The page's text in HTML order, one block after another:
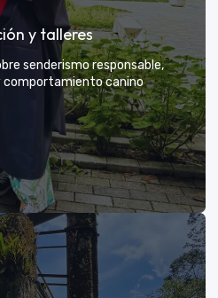
nos encargamos de
exclusiva
y talleres
senderismo responsable,
comportamiento canino